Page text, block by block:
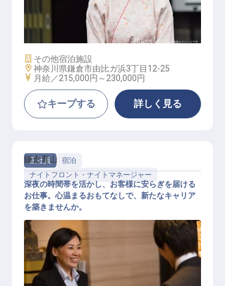
おもてなし係
施設業態
その他宿泊施設
勤務地
神奈川県鎌倉市由比ガ浜3丁目12-25
給与
月給／215,000円～ 230,000円
キープする 詳しく見る
正社員
宿泊
ナイトフロント・ナイトマネージャー
鎌倉青山
深夜の時間帯を活かし、お客様に安らぎを届ける
お仕事。心温まるおもてなしで、新たなキャリア
を築きませんか。